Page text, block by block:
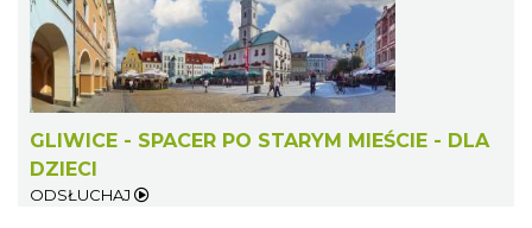
GLIWICE - SPACER PO STARYM MIEŚCIE - DLA
DZIECI
ODSŁUCHAJ